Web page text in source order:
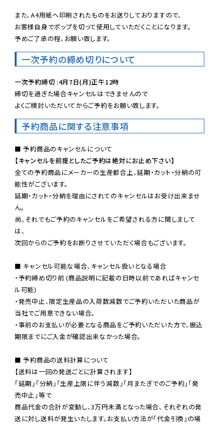
また、A4用紙へ印刷されたものをお送りしておりますので、
お客様自身でポップを切って使用していただくことになります。
予めご了承の程、お願い致します。
一次予約の締め切りについて
一次予約締切 :4月7日(月)正午12時
締切を過ぎた場合キャンセルはできませんので
よくご検討いただいてからご予約をお願い致します。
予約商品に関する注意事項
【キャンセルを前提としたご予約は絶対にお止め下さい】
全ての予約商品にメーカーの生産都合上、延期・カット・分納の可
能性がございます。
延期・カット・分納を理由にされてのキャンセルはお受け出来ませ
ん。
尚、それでもご予約のキャンセルをご希望される方に関しまして
は、
次回からのご予約をお断りさせていただく場合もございます。
■ キャンセル可能な場合、キャンセル扱いとなる場合
・予約締め切り前 (商品説明に記載の日時以前であればキャンセ
ル可能)
・発売中止、限定生産品の入荷数減数でご予約いただいた商品が
当社でご用意できない場合。
・事前のお支払いが必要となる商品をご予約いただいた方で、振込
期限までにご入金が確認出来なかった場合。
■ 予約商品の送料計算について
【送料は一回の発送ごとに計算されます】
「延期」「分納」「生産上限に伴う減数」「月またぎでのご予約」「発
売中止」等で
商品代金の合計が変動し、3万円未満となった場合、それぞれの発
送に対し送料が発生いたします。お支払い方法が「代金引換」の場